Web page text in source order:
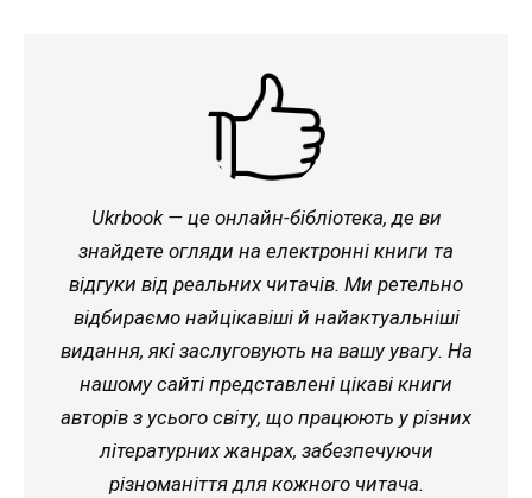
Ukrbook — це онлайн-бібліотека, де ви
знайдете огляди на електронні книги та
відгуки від реальних читачів. Ми ретельно
відбираємо найцікавіші й найактуальніші
видання, які заслуговують на вашу увагу. На
нашому сайті представлені цікаві книги
авторів з усього світу, що працюють у різних
літературних жанрах, забезпечуючи
різноманіття для кожного читача.